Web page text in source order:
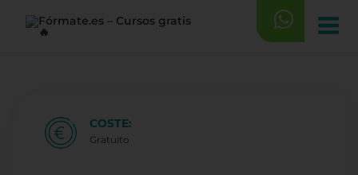
COSTE:
Gratuito